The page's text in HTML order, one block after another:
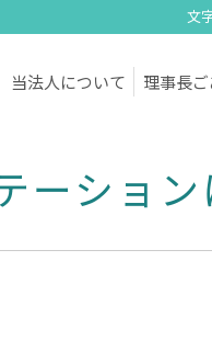
文
当法人について 理事長
ーション